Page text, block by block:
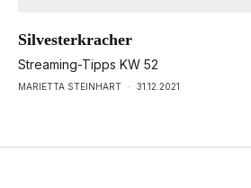
Silvesterkracher
Streaming-Tipps KW 52
MARIETTA STEINHART · 31.12.2021